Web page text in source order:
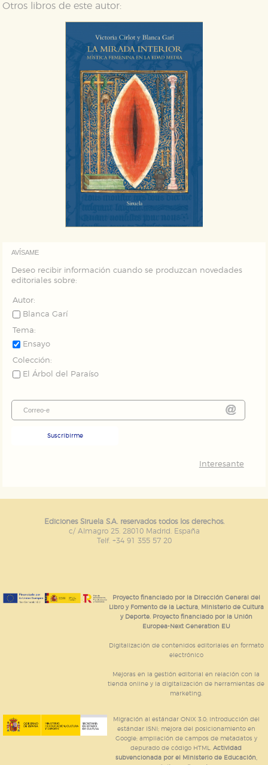
Otros libros de este autor:
AVÍSAME
Deseo recibir información cuando se produzcan novedades
editoriales sobre:
Autor:
Blanca Garí
Tema:
Ensayo
Colección:
El Árbol del Paraíso
Suscribirme
Interesante
Ediciones Siruela S.A. reservados todos los derechos.
c/ Almagro 25. 28010 Madrid. España
Telf. +34 91 355 57 20
Proyecto financiado por la Dirección General del
Libro y Fomento de la Lectura, Ministerio de Cultura
y Deporte. Proyecto financiado por la Unión
Europea-Next Generation EU
Digitalización de contenidos editoriales en formato
electrónico
Mejoras en la gestión editorial en relación con la
tienda online y la digitalización de herramientas de
marketing.
Migración al estándar ONIX 3.0; introducción del
estándar ISNI; mejora del posicionamiento en
Google; ampliación de campos de metadatos y
depurado de código HTML.Actividad
subvencionada por el Ministerio de Educación,
de navegación y optimizar el funcionamiento de
nuestro sitio web. Almacenan configuraciones de
servicios para que no tenga que reconfigurarlos cada
tanto, es anónima.
Cookies de publicidad y redes sociales
Estas cookies son gestionadas por nuestros socios
publicitarios y se utilizan para mostrar publicidad
relevante para sus intereses en otros sitios. No
almacenan directamente información personal sino
que se basan en la identificación única de su
navegador y dispositivo de internet.
GUARDAR CONFIGURACIÓN